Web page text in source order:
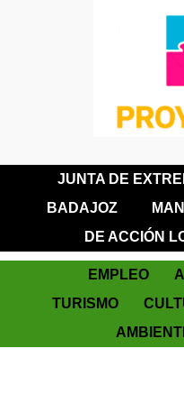
JUNTA DE
BADAJOZ
DE ACCIÓN
EMPLEO
TURISMO